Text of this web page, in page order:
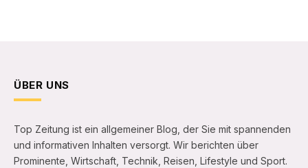
ÜBER UNS
Top Zeitung ist ein allgemeiner Blog, der Sie mit spannenden
und informativen Inhalten versorgt. Wir berichten über
Prominente, Wirtschaft, Technik, Reisen, Lifestyle und Sport.